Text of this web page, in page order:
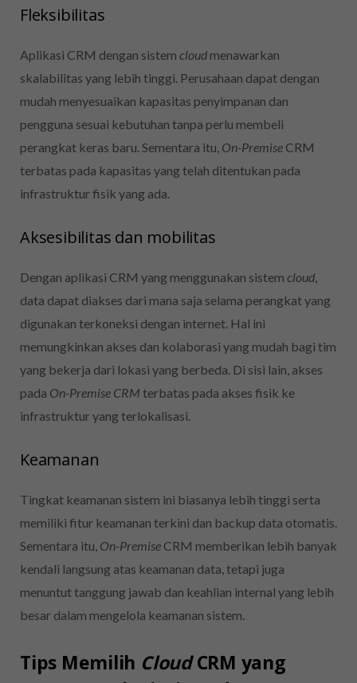
Fleksibilitas
Aplikasi CRM dengan sistem cloud menawarkan
skalabilitas yang lebih tinggi. Perusahaan dapat dengan
mudah menyesuaikan kapasitas penyimpanan dan
pengguna sesuai kebutuhan tanpa perlu membeli
perangkat keras baru. Sementara itu, On-Premise CRM
terbatas pada kapasitas yang telah ditentukan pada
infrastruktur fisik yang ada.
Aksesibilitas dan mobilitas
Dengan aplikasi CRM yang menggunakan sistem cloud,
data dapat diakses dari mana saja selama perangkat yang
digunakan terkoneksi dengan internet. Hal ini
memungkinkan akses dan kolaborasi yang mudah bagi tim
yang bekerja dari lokasi yang berbeda. Di sisi lain, akses
pada On-Premise CRM terbatas pada akses fisik ke
infrastruktur yang terlokalisasi.
Keamanan
Tingkat keamanan sistem ini biasanya lebih tinggi serta
memiliki fitur keamanan terkini dan backup data otomatis.
Sementara itu, On-Premise CRM memberikan lebih banyak
kendali langsung atas keamanan data, tetapi juga
menuntut tanggung jawab dan keahlian internal yang lebih
besar dalam mengelola keamanan sistem.
Tips Memilih CloudCRM yang